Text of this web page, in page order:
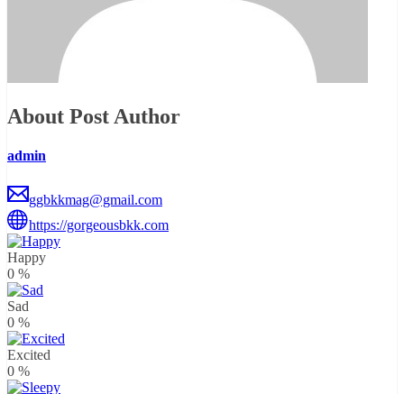
About Post Author
admin
ggbkkmag@gmail.com
https://gorgeousbkk.com
Happy
0 %
Sad
0 %
Excited
0 %